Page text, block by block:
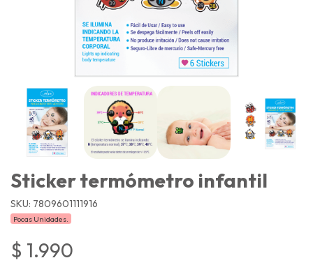
Sticker termómetro infantil
SKU: 7809601111916
Pocas Unidades.
$ 1.990